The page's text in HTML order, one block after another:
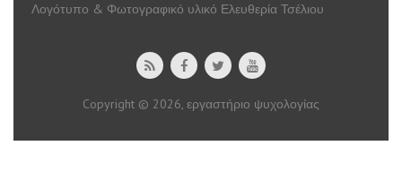
Λογότυπο & Φωτογραφικό υλικό Ελευθερία Τσέλιου
Copyright © 2026, εργαστήριο ψυχολογίας